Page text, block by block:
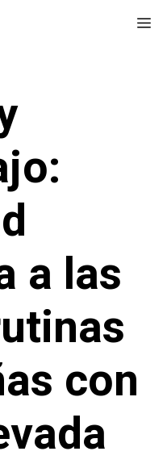
a las
con